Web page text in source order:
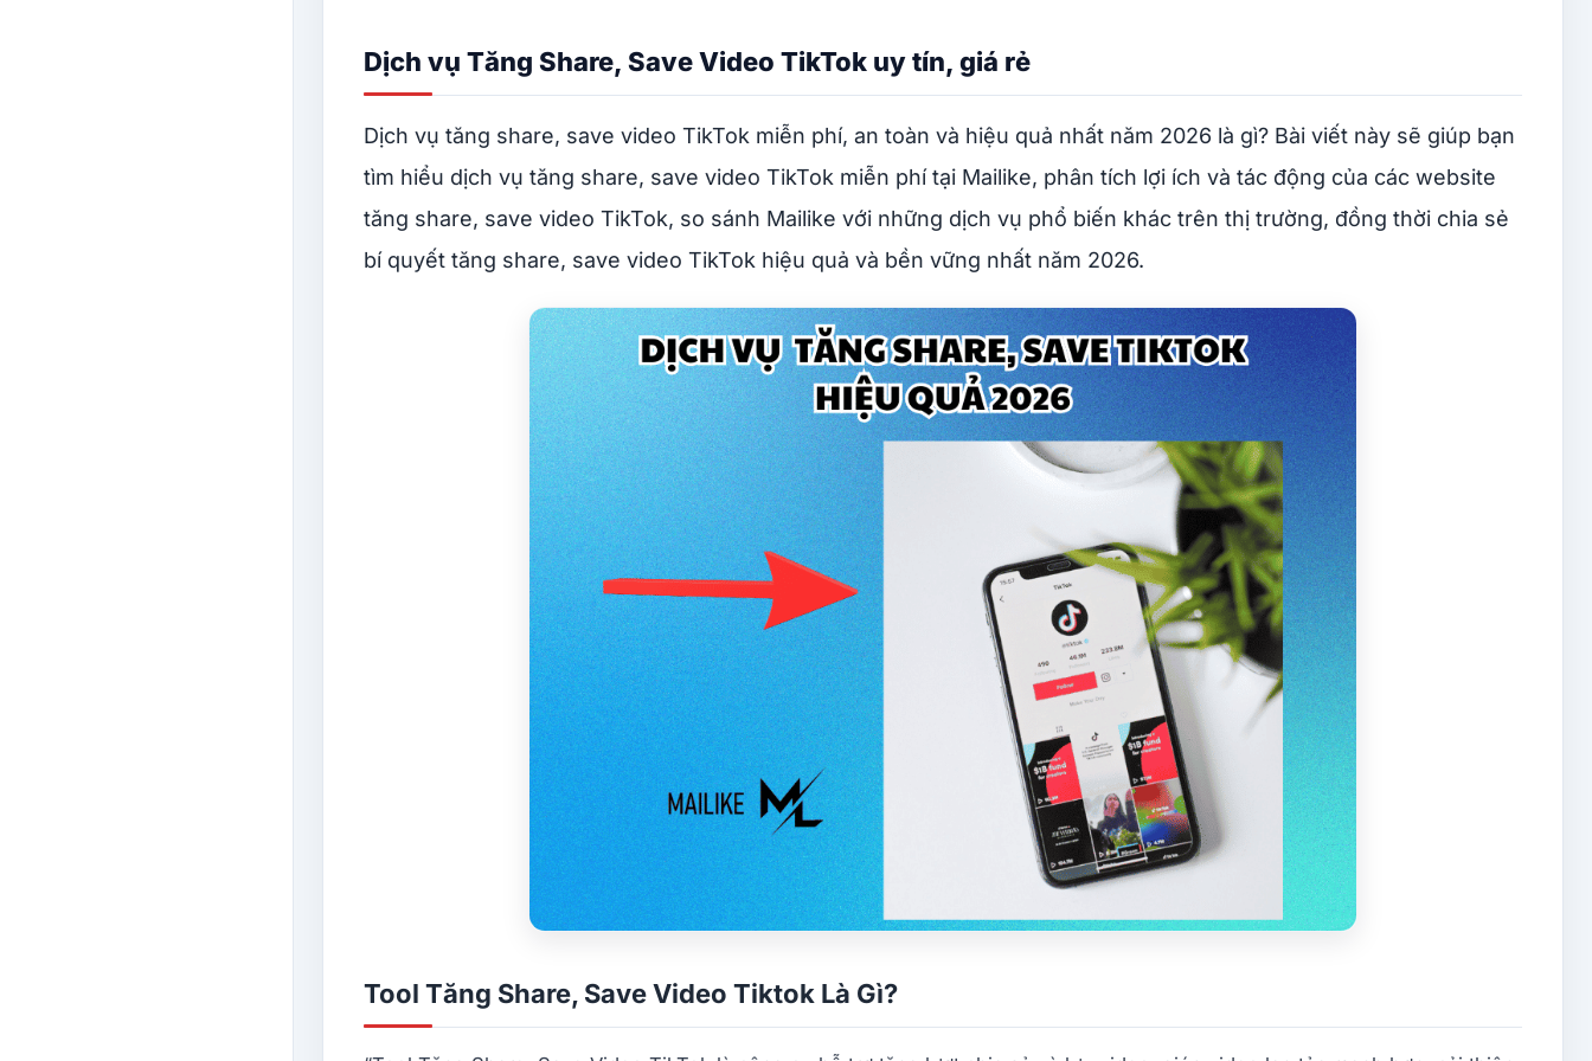
Dịch vụ Tăng Share, Save Video TikTok uy tín, giá rẻ
Dịch vụ tăng share, save video TikTok miễn phí, an toàn và hiệu quả nhất năm 2026 là gì? Bài viết này sẽ giúp bạn
tìm hiểu dịch vụ tăng share, save video TikTok miễn phí tại Mailike, phân tích lợi ích và tác động của các website
tăng share, save video TikTok, so sánh Mailike với những dịch vụ phổ biến khác trên thị trường, đồng thời chia sẻ
bí quyết tăng share, save video TikTok hiệu quả và bền vững nhất năm 2026.
Tool Tăng Share, Save Video Tiktok Là Gì?